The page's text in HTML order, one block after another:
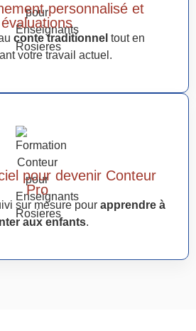
personnalisé et
évaluations
conte traditionnel tout en
votre travail actuel.
pour devenir Conteur
Pro
sur mesure pour apprendre à
aux enfants.